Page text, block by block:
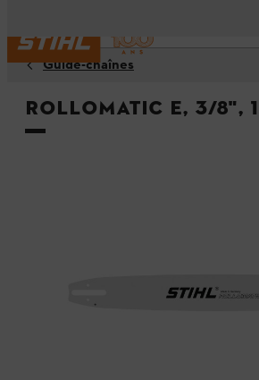
Guide-chaînes
Rollomatic E, 3/8",